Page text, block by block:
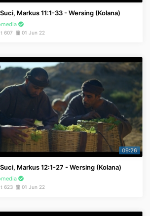
Markus 11:1-33 - Wersing (Kolana)
607 01 Jun 22
09:26
Markus 12:1-27 - Wersing (Kolana)
623 01 Jun 22